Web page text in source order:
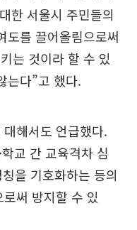
한 서울시 주민들의
도를 끌어올림으로써
는 것이라 할 수 있
는다”고 했다.
해서도 언급했다.
교 간 교육격차 심
을 기호화하는 등의
써 방지할 수 있